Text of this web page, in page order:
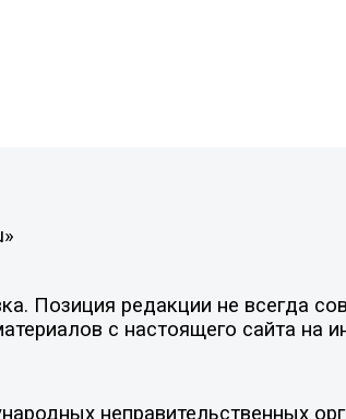
Позиция редакции не всегда
с настоящего сайта на
неправительственных